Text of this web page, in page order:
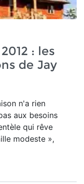
: les
de Jay
n'a rien
aux besoins
qui rêve
modeste »,